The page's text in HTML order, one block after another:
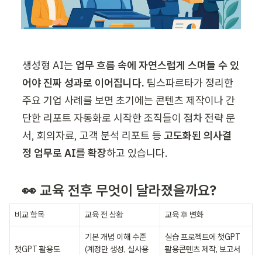
생성형 AI는 업무 흐름 속에 자연스럽게 스며들 수 있
어야 진짜 성과로 이어집니다. 팀스파르타가 정리한
주요 기업 사례를 보면 초기에는 콘텐츠 제작이나 간
단한 리포트 자동화로 시작한 조직들이 점차 전략 문
서, 회의자료, 고객 분석 리포트 등 고도화된 의사결
정 업무로 AI를 확장하고 있습니다.
👀 교육 전후 무엇이 달라졌을까요?
비교 항목 교육 전 상황 교육 후 변화
챗GPT 활용도
기본 개념 이해 수준
(계정만 생성, 실사용
실습 프로젝트에 챗GPT
활용콘텐츠 제작, 보고서